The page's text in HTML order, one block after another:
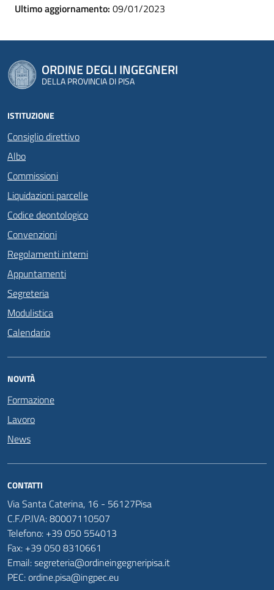
Ultimo aggiornamento: 09/01/2023
ORDINE DEGLI INGEGNERI
DELLA PROVINCIA DI PISA
ISTITUZIONE
Consiglio direttivo
Albo
Commissioni
Liquidazioni parcelle
Codice deontologico
Convenzioni
Regolamenti interni
Appuntamenti
Segreteria
Modulistica
Calendario
NOVITÀ
Formazione
Lavoro
News
CONTATTI
Via Santa Caterina, 16 - 56127Pisa
C.F./P.IVA: 80007110507
Telefono: +39 050 554013
Fax: +39 050 8310661
Email: segreteria@ordineingegneripisa.it
PEC: ordine.pisa@ingpec.eu